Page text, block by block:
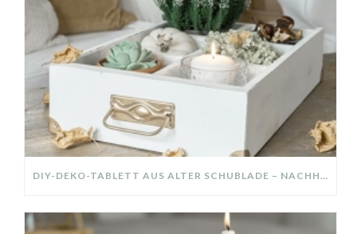
DIY-DEKO-TABLETT AUS ALTER SCHUBLADE – NACHHALTIGE HERBSTDEKO SELBER MACHEN!